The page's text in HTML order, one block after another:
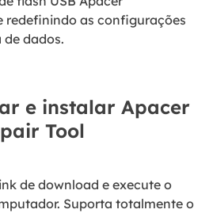
redefinindo as configurações
dados.
e instalar Apacer
Tool
de download e execute o
Suporta totalmente o